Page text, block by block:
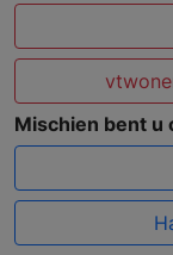
Mischien bent u